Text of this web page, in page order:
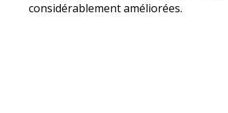
considérablement améliorées.